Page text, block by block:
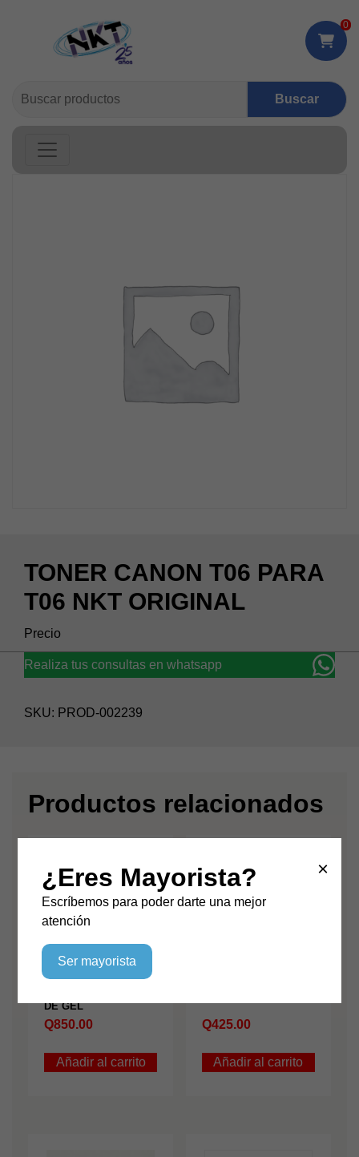
0
TONER CANON T06 PARA
T06 NKT ORIGINAL
Realiza tus consultas en whatsapp
SKU: PROD-002239
Productos relacionados
PEDESTAL +
TERMOMETRO K3
DE GEL
Q850.00
Añadir al carrito
Q425.00
Añadir al carrito
×
¿Eres Mayorista?
Escríbemos para poder darte una mejor
atención
Ser mayorista